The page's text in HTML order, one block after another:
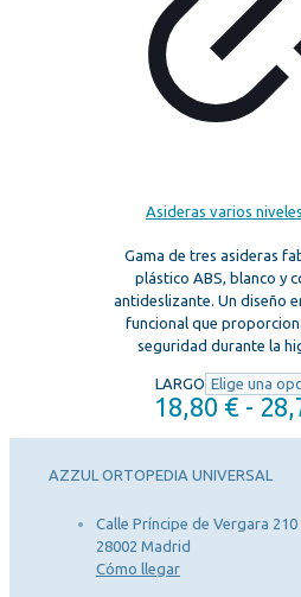
Asideras varios
Gama de tres asideras
plástico ABS, blanco y
antideslizante. Un diseño
funcional que
seguridad durante la
LARGO
18,80 € -
AZZUL ORTOPEDIA UNIVERSAL
Calle Príncipe de Vergara 210
28002 Madrid
Cómo llegar